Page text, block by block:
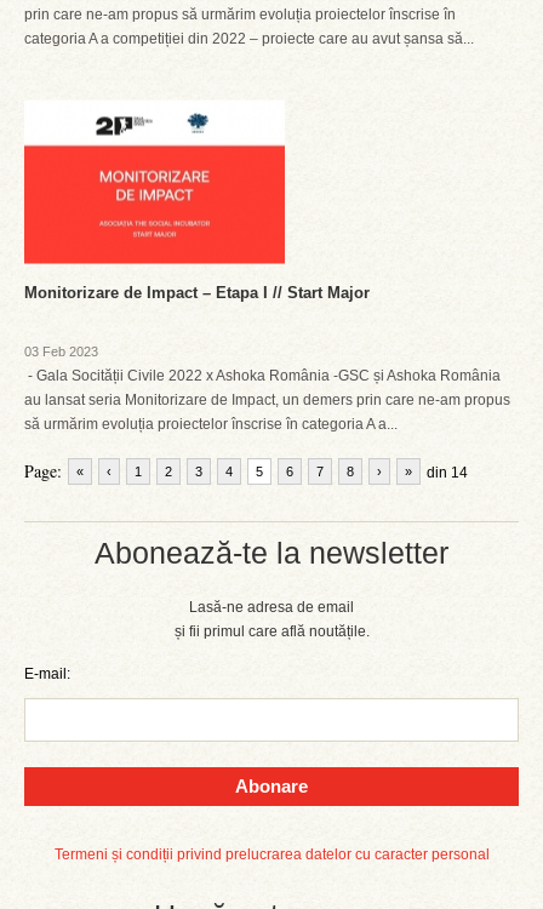
Abonează-te la newsletter
Lasă-ne adresa de email
și fii primul care află noutățile.
E-mail:
Abonare
Termeni și condiții privind prelucrarea datelor cu caracter personal
prin care ne-am propus să urmărim evoluția proiectelor înscrise în
categoria A a competiției din 2022 – proiecte care au avut șansa să...
Monitorizare de Impact – Etapa I // Start Major
03 Feb 2023
- Gala Socității Civile 2022 x Ashoka România -GSC și Ashoka România
au lansat seria Monitorizare de Impact, un demers prin care ne-am propus
să urmărim evoluția proiectelor înscrise în categoria A a...
Page: « ‹ 1 2 3 4 5 6 7 8 din 14
› »